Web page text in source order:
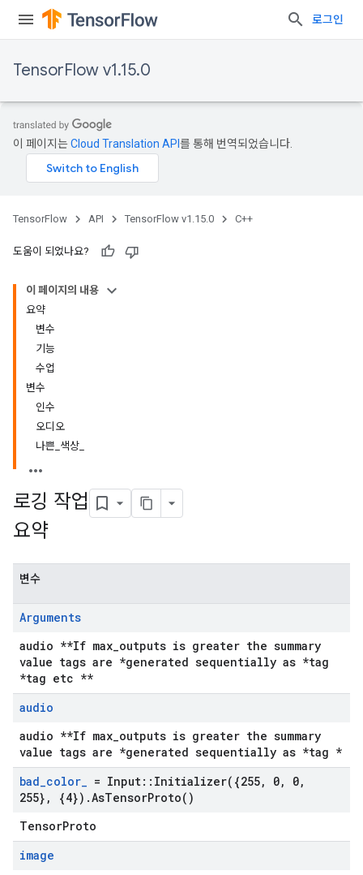
로그인
TensorFlow v1.15.0
이 페이지는Cloud Translation API 를 통해 번역되었습니다.
TensorFlow API TensorFlow v1.15.0 C++
도움이 되었나요?
이 페이지의 내용
요약
변수
기능
수업
변수
인수
오디오
나쁜 색상
로깅 작업
요약
변수
Arguments
audio **If max_outputs is greater the summary
value tags are *generated sequentially as *tag
*tag etc **
audio
audio **If max_outputs is greater the summary
value tags are *generated sequentially as *tag *
bad_color_ = Input:: Initializer( {255, 0, 0,
255} , {4}) .AsTensorProto( )
TensorProto
image